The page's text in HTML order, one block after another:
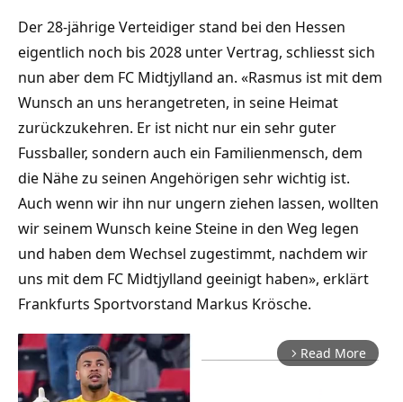
Der 28-jährige Verteidiger stand bei den Hessen
eigentlich noch bis 2028 unter Vertrag, schliesst sich
nun aber dem FC Midtjylland an. «Rasmus ist mit dem
Wunsch an uns herangetreten, in seine Heimat
zurückzukehren. Er ist nicht nur ein sehr guter
Fussballer, sondern auch ein Familienmensch, dem
die Nähe zu seinen Angehörigen sehr wichtig ist.
Auch wenn wir ihn nur ungern ziehen lassen, wollten
wir seinem Wunsch keine Steine in den Weg legen
und haben dem Wechsel zugestimmt, nachdem wir
uns mit dem FC Midtjylland geeinigt haben», erklärt
Frankfurts Sportvorstand Markus Krösche.
arrow_forward_ios Read More